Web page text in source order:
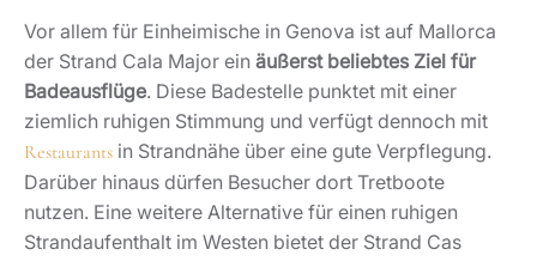
Vor allem für Einheimische in Genova ist auf Mallorca
der Strand Cala Major ein äußerst beliebtes Ziel für
Badeausflüge. Diese Badestelle punktet mit einer
ziemlich ruhigen Stimmung und verfügt dennoch mit
Restaurants in Strandnähe über eine gute Verpflegung.
Darüber hinaus dürfen Besucher dort Tretboote
nutzen. Eine weitere Alternative für einen ruhigen
Strandaufenthalt im Westen bietet der Strand Cas